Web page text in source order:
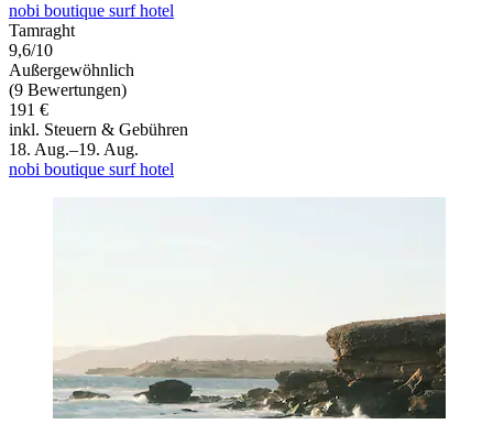
nobi boutique surf hotel
Tamraght
9,6/10
Außergewöhnlich
(9 Bewertungen)
191 €
inkl. Steuern & Gebühren
18. Aug.–19. Aug.
nobi boutique surf hotel